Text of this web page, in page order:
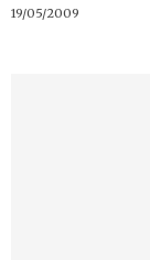
19/05/2009